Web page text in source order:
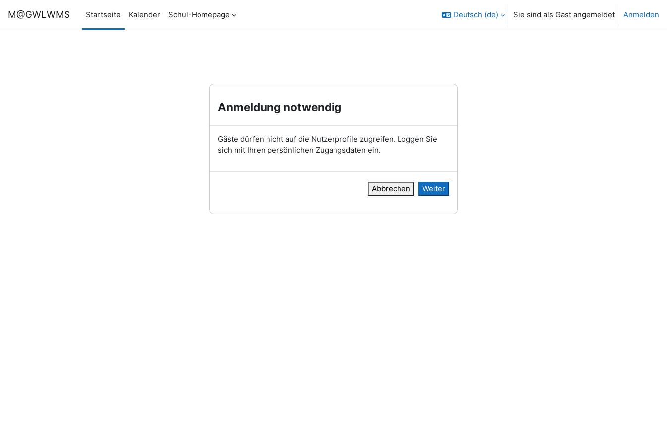
M@GWLWMS Startseite Kalender Schul-Homepage Deutsch ‎(de)‎ Sie sind als Gast angemeldet Anmelden
Anmeldung notwendig
Gäste dürfen nicht auf die Nutzerprofile zugreifen. Loggen Sie
sich mit Ihren persönlichen Zugangsdaten ein.
Abbrechen Weiter